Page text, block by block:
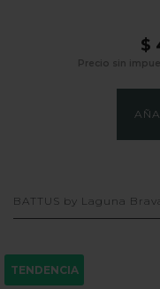
$
Precio sin
BATTUS by Laguna
TENDENCIA